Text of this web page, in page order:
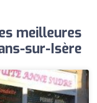
meilleures
sur-Isère